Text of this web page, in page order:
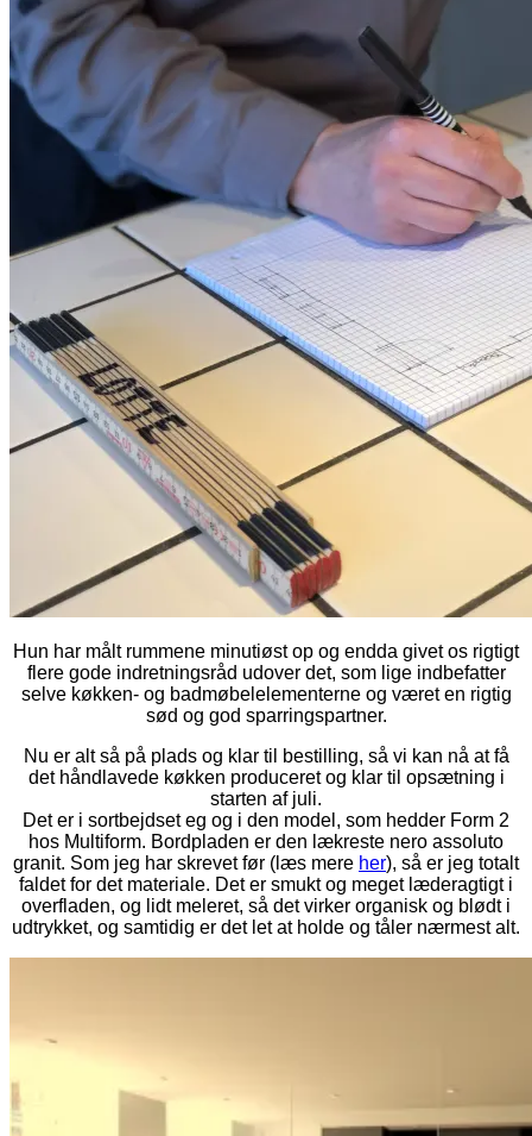
Hun har målt rummene minutiøst op og endda givet os rigtigt
flere gode indretningsråd udover det, som lige indbefatter
selve køkken- og badmøbelelementerne og været en rigtig
sød og god sparringspartner.
Nu er alt så på plads og klar til bestilling, så vi kan nå at få
det håndlavede køkken produceret og klar til opsætning i
starten af juli.
Det er i sortbejdset eg og i den model, som hedder Form 2
hos Multiform. Bordpladen er den lækreste nero assoluto
granit. Som jeg har skrevet før (læs mere her), så er jeg totalt
faldet for det materiale. Det er smukt og meget læderagtigt i
overfladen, og lidt meleret, så det virker organisk og blødt i
udtrykket, og samtidig er det let at holde og tåler nærmest alt.